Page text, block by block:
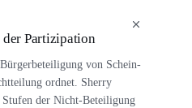
Partizipation
von Schein-
ordnet. Sherry
der Nicht-Beteiligung